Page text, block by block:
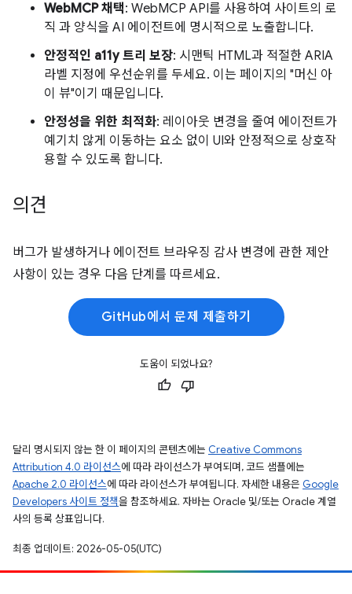
WebMCP 채택: WebMCP API를 사용하여 사이트의 로
직 과 양식을 AI 에이전트에 명시적으로 노출합니다.
안정적인 a11y 트리 보장: 시맨틱 HTML과 적절한 ARIA
라벨 지정에 우선순위를 두세요. 이는 페이지의 "머신 아
이 뷰"이기 때문입니다.
안정성을 위한 최적화: 레이아웃 변경을 줄여 에이전트가
예기치 않게 이동하는 요소 없이 UI와 안정적으로 상호작
용할 수 있도록 합니다.
의견
버그가 발생하거나 에이전트 브라우징 감사 변경에 관한 제안
사항이 있는 경우 다음 단계를 따르세요.
GitHub에서 문제 제출하기
도움이 되었나요?
달리 명시되지 않는 한 이 페이지의 콘텐츠에는 Creative Commons
Attribution 4.0 라이선스에 따라 라이선스가 부여되며, 코드 샘플에는
Apache 2.0 라이선스에 따라 라이선스가 부여됩니다. 자세한 내용은 Google
Developers 사이트 정책을 참조하세요. 자바는 Oracle 및/또는 Oracle 계열
사의 등록 상표입니다.
최종 업데이트: 2026-05-05(UTC)